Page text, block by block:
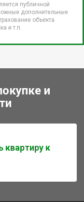
публичной
дополнительные
объекта
и т.п.
и
квартиру к